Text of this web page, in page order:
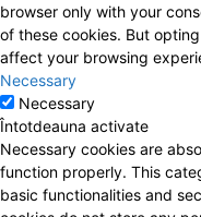
browser only with your
of these cookies. But
affect your browsing
Necessary
Necessary
Întotdeauna activate
Necessary cookies are
function properly. This
basic functionalities and